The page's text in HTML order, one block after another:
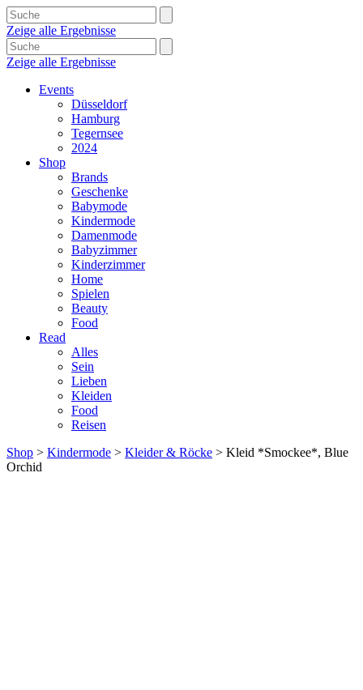
Zeige alle Ergebnisse
Zeige alle Ergebnisse
Events
Düsseldorf
Hamburg
Tegernsee
2024
Shop
Brands
Geschenke
Babymode
Kindermode
Damenmode
Babyzimmer
Kinderzimmer
Home
Spielen
Beauty
Food
Read
Alles
Sein
Lieben
Kleiden
Food
Reisen
Shop > Kindermode > Kleider & Röcke > Kleid *Smockee*, Blue
Orchid